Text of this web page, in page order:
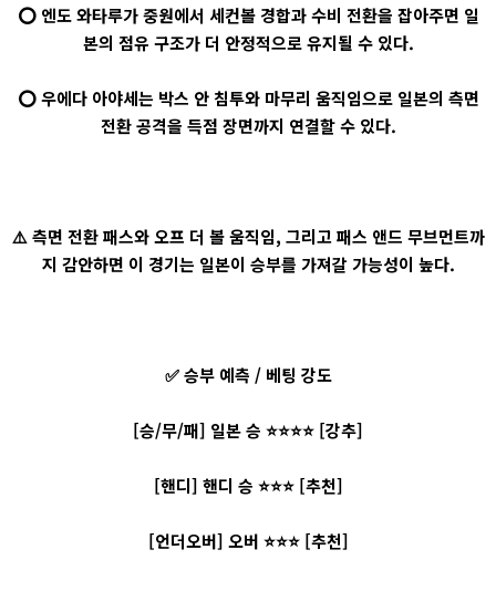
⭕ 엔도 와타루가 중원에서 세컨볼 경합과 수비 전환을 잡아주면 일
본의 점유 구조가 더 안정적으로 유지될 수 있다.
⭕ 우에다 아야세는 박스 안 침투와 마무리 움직임으로 일본의 측면
전환 공격을 득점 장면까지 연결할 수 있다.
⚠️ 측면 전환 패스와 오프 더 볼 움직임, 그리고 패스 앤드 무브먼트까
지 감안하면 이 경기는 일본이 승부를 가져갈 가능성이 높다.
✅ 승부 예측 / 베팅 강도
[승/무/패] 일본 승 ⭐⭐⭐⭐ [강추]
[핸디] 핸디 승 ⭐⭐⭐ [추천]
[언더오버] 오버 ⭐⭐⭐ [추천]